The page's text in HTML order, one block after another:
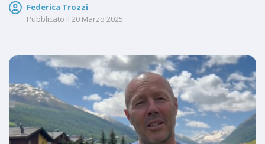
Federica Trozzi
Pubblicato il 20 Marzo 2025